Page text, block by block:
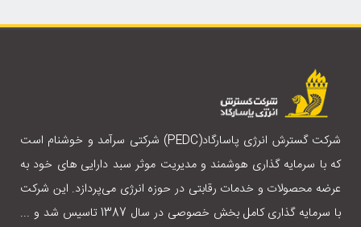
شرکت گسترش انرژی پاسارگاد(PEDC) شرکتی سرآمد و خوشنام است
که با سرمایه گذاری هوشمند و مدیریت موثر سبد دارایی های خود به
عرضه محصولات و خدمات رقابتی در حوزه انرژی می‌پردازد. این شرکت
با سرمایه گذاری کامل بخش خصوصی در سال 1387 تاسیس شد و ...